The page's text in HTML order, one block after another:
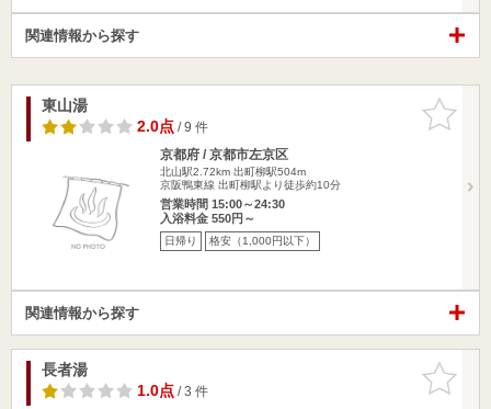
関連情報から探す
お気に入
りに追加
東山湯
2.0点/ 9 件
京都府 / 京都市左京区
北山駅2.72km 出町柳駅504m
京阪鴨東線 出町柳駅より徒歩約10分
営業時間 15:00～24:30
入浴料金 550円～
日帰り 格安（1,000円以下）
関連情報から探す
お気に入
りに追加
長者湯
1.0点/ 3 件